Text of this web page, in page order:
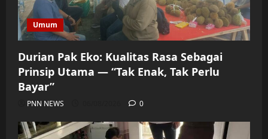
Umum
Durian Pak Eko: Kualitas Rasa Sebagai
Prinsip Utama — “Tak Enak, Tak Perlu
Bayar”
PNN NEWS 0